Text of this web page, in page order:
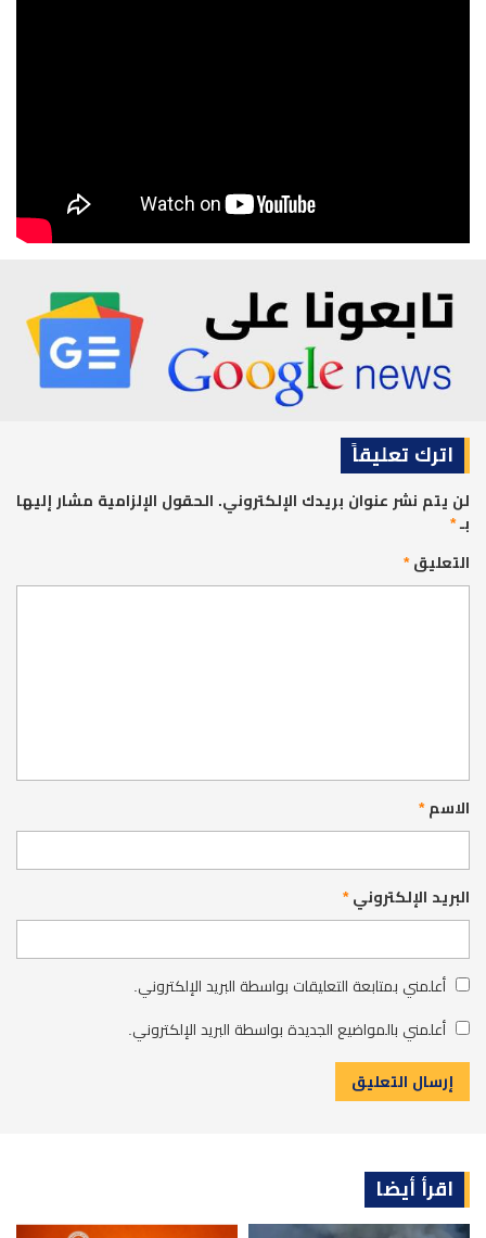
اترك تعليقاً
لن يتم نشر عنوان بريدك الإلكتروني. الحقول الإلزامية مشار إليها
بـ*
التعليق*
الاسم*
البريد الإلكتروني*
أعلمني بمتابعة التعليقات بواسطة البريد الإلكتروني.
أعلمني بالمواضيع الجديدة بواسطة البريد الإلكتروني.
اقرأ أيضا